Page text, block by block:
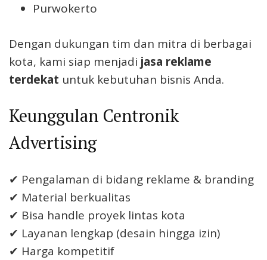
Purwokerto
Dengan dukungan tim dan mitra di berbagai
kota, kami siap menjadi jasa reklame
terdekat untuk kebutuhan bisnis Anda.
Keunggulan Centronik
Advertising
✔ Pengalaman di bidang reklame & branding
✔ Material berkualitas
✔ Bisa handle proyek lintas kota
✔ Layanan lengkap (desain hingga izin)
✔ Harga kompetitif